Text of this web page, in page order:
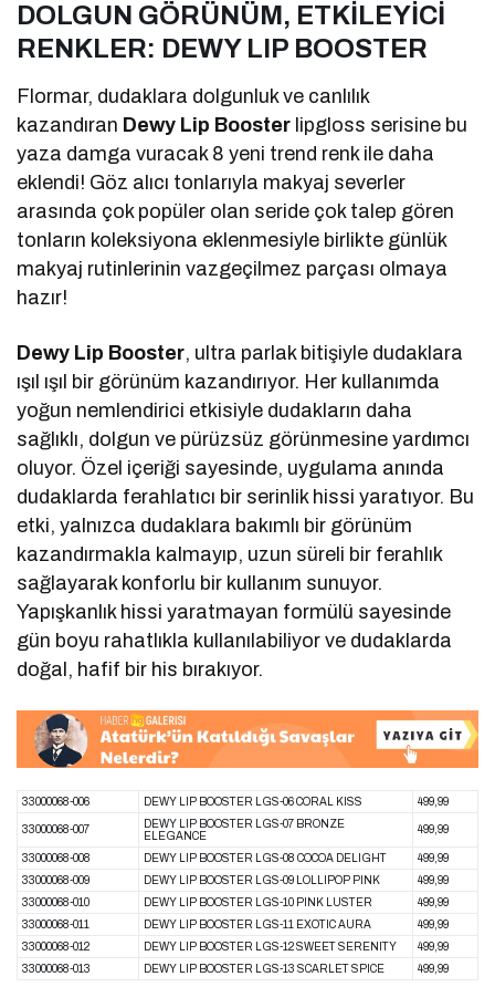
DOLGUN GÖRÜNÜM, ETKİLEYİCİ
RENKLER: DEWY LIP BOOSTER
Flormar, dudaklara dolgunluk ve canlılık
kazandıran Dewy Lip Booster lipgloss serisine bu
yaza damga vuracak 8 yeni trend renk ile daha
eklendi! Göz alıcı tonlarıyla makyaj severler
arasında çok popüler olan seride çok talep gören
tonların koleksiyona eklenmesiyle birlikte günlük
makyaj rutinlerinin vazgeçilmez parçası olmaya
hazır!
Dewy Lip Booster, ultra parlak bitişiyle dudaklara
ışıl ışıl bir görünüm kazandırıyor. Her kullanımda
yoğun nemlendirici etkisiyle dudakların daha
sağlıklı, dolgun ve pürüzsüz görünmesine yardımcı
oluyor. Özel içeriği sayesinde, uygulama anında
dudaklarda ferahlatıcı bir serinlik hissi yaratıyor. Bu
etki, yalnızca dudaklara bakımlı bir görünüm
kazandırmakla kalmayıp, uzun süreli bir ferahlık
sağlayarak konforlu bir kullanım sunuyor.
Yapışkanlık hissi yaratmayan formülü sayesinde
gün boyu rahatlıkla kullanılabiliyor ve dudaklarda
doğal, hafif bir his bırakıyor.
33000068-006 DEWY LIP BOOSTER LGS-06 CORAL KISS 499,99
33000068-007
DEWY LIP BOOSTER LGS-07 BRONZE
ELEGANCE
499,99
33000068-008 DEWY LIP BOOSTER LGS-08 COCOA DELIGHT
499,99
33000068-009
DEWY LIP BOOSTER LGS-09 LOLLIPOP PINK
499,99
33000068-010
DEWY LIP BOOSTER LGS-10 PINK LUSTER
499,99
33000068-011
DEWY LIP BOOSTER LGS-11 EXOTIC AURA
499,99
33000068-012
DEWY LIP BOOSTER LGS-12 SWEET SERENITY
499,99
33000068-013
DEWY LIP BOOSTER LGS-13 SCARLET SPICE 499,99